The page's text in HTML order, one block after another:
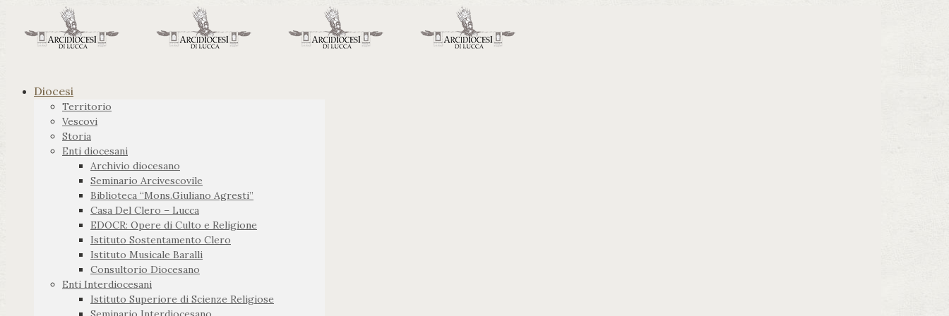
Diocesi
Territorio
Vescovi
Storia
Enti diocesani
Archivio diocesano
Seminario Arcivescovile
Biblioteca “Mons.Giuliano Agresti”
Casa Del Clero – Lucca
EDOCR: Opere di Culto e Religione
Istituto Sostentamento Clero
Istituto Musicale Baralli
Consultorio Diocesano
Enti Interdiocesani
Istituto Superiore di Scienze Religiose